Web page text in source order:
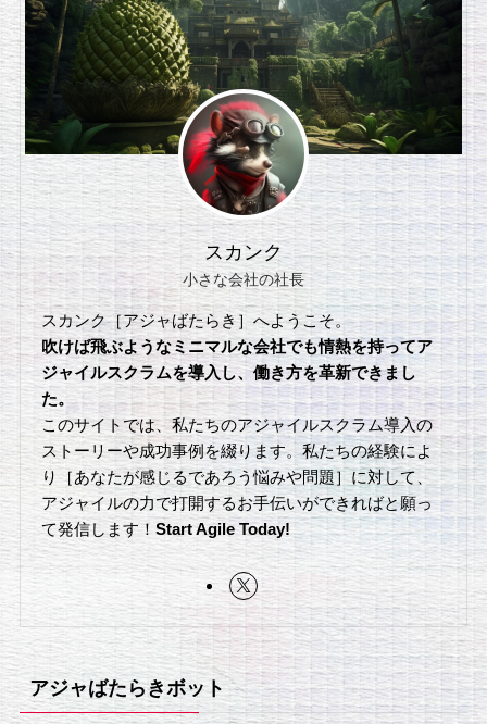
スカンク
小さな会社の社長
スカンク［アジャばたらき］へようこそ。
吹けば飛ぶようなミニマルな会社でも情熱を持ってア
ジャイルスクラムを導入し、働き方を革新できまし
た。
このサイトでは、私たちのアジャイルスクラム導入の
ストーリーや成功事例を綴ります。私たちの経験によ
り［あなたが感じるであろう悩みや問題］に対して、
アジャイルの力で打開するお手伝いができればと願っ
て発信します！Start Agile Today!
アジャばたらきボット